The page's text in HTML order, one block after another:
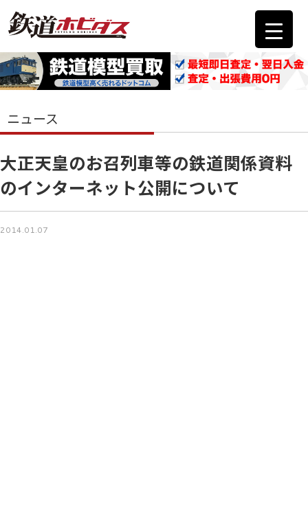
ニュース
大正天皇のお召列車等の鉄道関係資料
のインターネット公開について
2014.01.07